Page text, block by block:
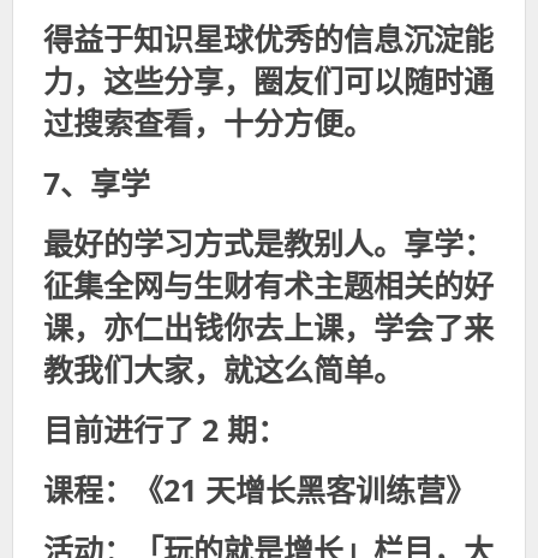
得益于知识星球优秀的信息沉淀能
力，这些分享，圈友们可以随时通
过搜索查看，十分方便。
7、享学
最好的学习方式是教别人。享学：
征集全网与生财有术主题相关的好
课，亦仁出钱你去上课，学会了来
教我们大家，就这么简单。
目前进行了 2 期：
课程：《21 天增长黑客训练营》
活动：「玩的就是增长」栏目，大